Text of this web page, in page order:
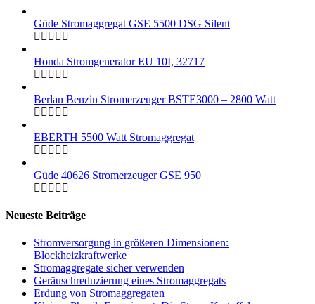
Güde Stromaggregat GSE 5500 DSG Silent
Honda Stromgenerator EU 10I, 32717
Berlan Benzin Stromerzeuger BSTE3000 – 2800 Watt
EBERTH 5500 Watt Stromaggregat
Güde 40626 Stromerzeuger GSE 950
Neueste Beiträge
Stromversorgung in größeren Dimensionen:
Blockheizkraftwerke
Stromaggregate sicher verwenden
Geräuschreduzierung eines Stromaggregats
Erdung von Stromaggregaten